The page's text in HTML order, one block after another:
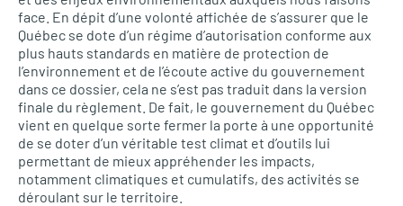
face. En dépit d’une volonté affichée de s’assurer que le
Québec se dote d’un régime d’autorisation conforme aux
plus hauts standards en matière de protection de
l’environnement et de l’écoute active du gouvernement
dans ce dossier, cela ne s’est pas traduit dans la version
finale du règlement. De fait, le gouvernement du Québec
vient en quelque sorte fermer la porte à une opportunité
de se doter d’un véritable test climat et d’outils lui
permettant de mieux appréhender les impacts,
notamment climatiques et cumulatifs, des activités se
déroulant sur le territoire.